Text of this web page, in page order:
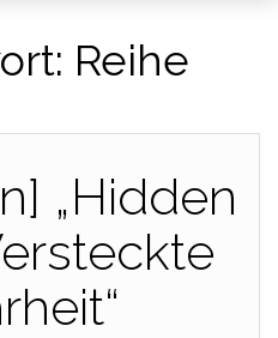
Reihe
„Hidden